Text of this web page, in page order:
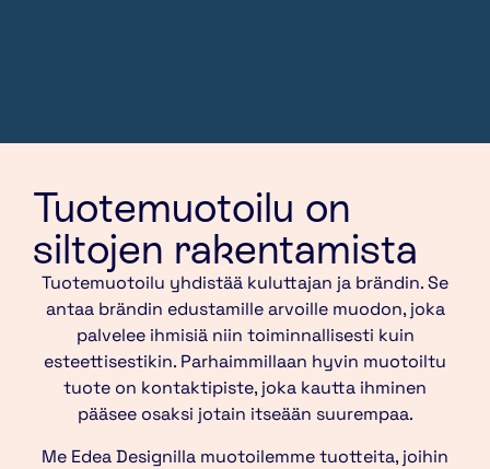
Tuotemuotoilu on
siltojen rakentamista
Tuotemuotoilu yhdistää kuluttajan ja brändin. Se
antaa brändin edustamille arvoille muodon, joka
palvelee ihmisiä niin toiminnallisesti kuin
esteettisestikin. Parhaimmillaan hyvin muotoiltu
tuote on kontaktipiste, joka kautta ihminen
pääsee osaksi jotain itseään suurempaa.
Me Edea Designilla muotoilemme tuotteita, joihin